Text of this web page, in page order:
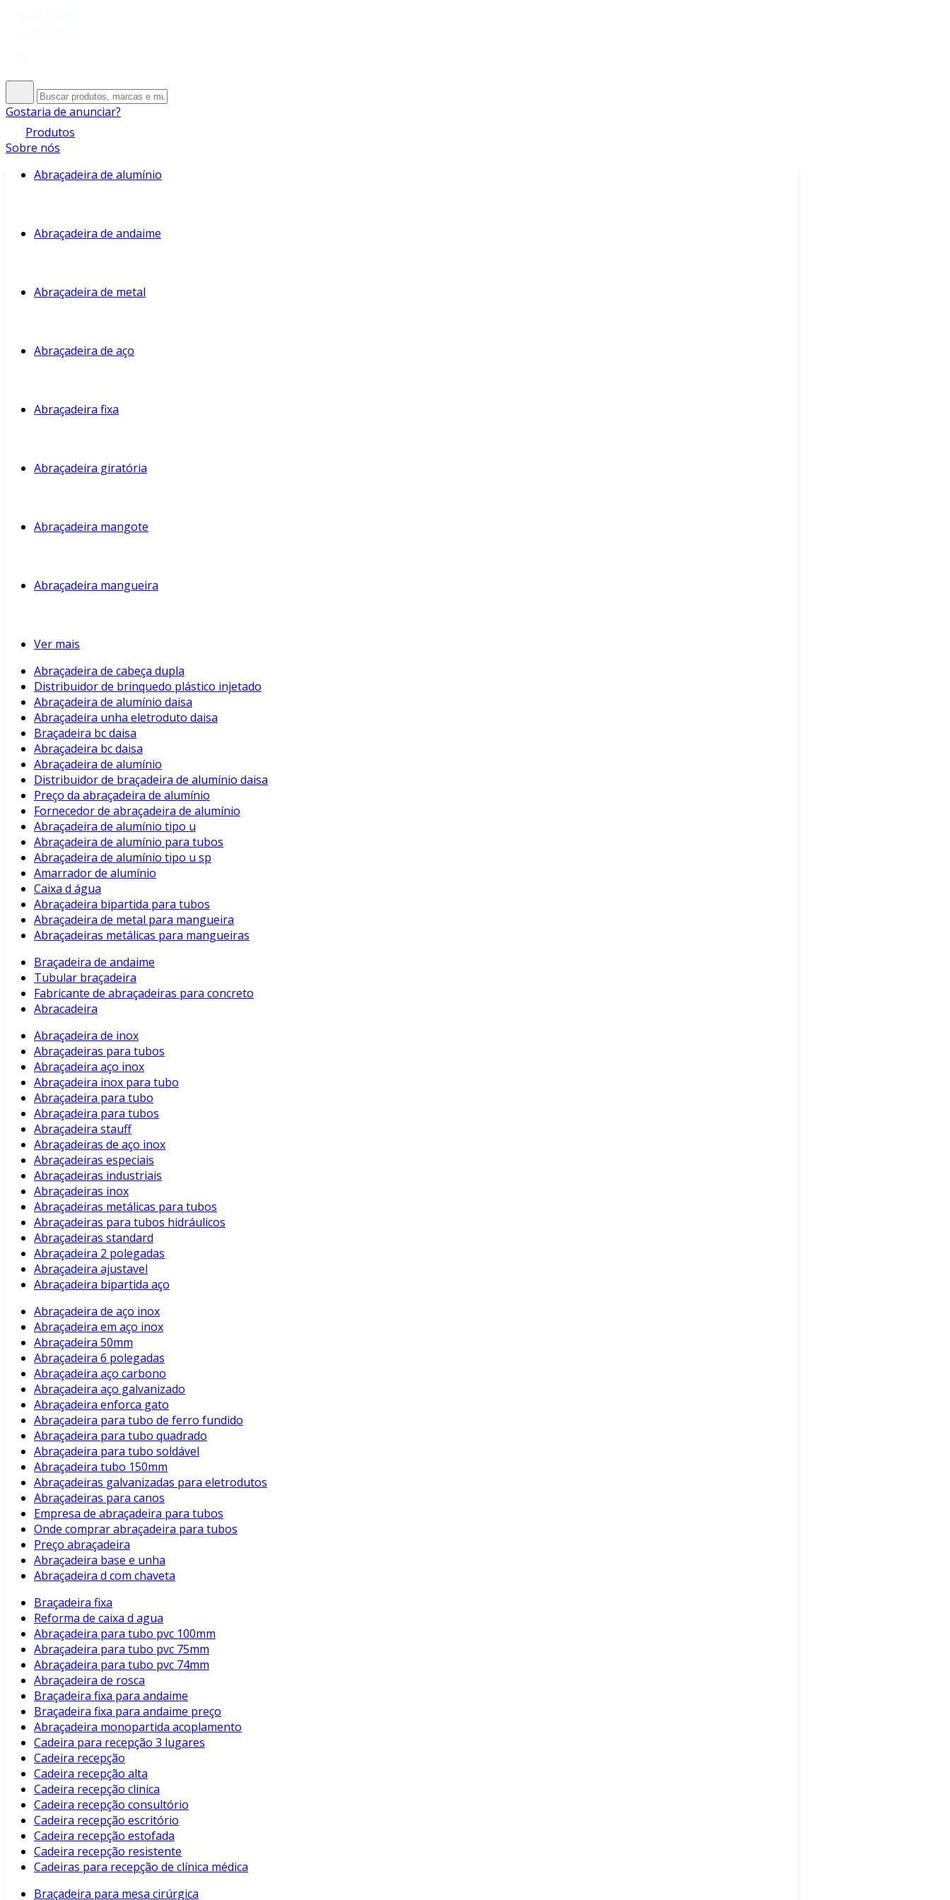
Gostaria de anunciar?
Produtos
Sobre nós
Abraçadeira de alumínio
Abraçadeira de andaime
Abraçadeira de metal
Abraçadeira de aço
Abraçadeira fixa
Abraçadeira giratória
Abraçadeira mangote
Abraçadeira mangueira
Ver mais
Abraçadeira de cabeça dupla
Distribuidor de brinquedo plástico injetado
Abraçadeira de alumínio daisa
Abraçadeira unha eletroduto daisa
Braçadeira bc daisa
Abraçadeira bc daisa
Abraçadeira de alumínio
Distribuidor de braçadeira de alumínio daisa
Preço da abraçadeira de alumínio
Fornecedor de abraçadeira de alumínio
Abraçadeira de alumínio tipo u
Abraçadeira de alumínio para tubos
Abraçadeira de alumínio tipo u sp
Amarrador de alumínio
Caixa d água
Abraçadeira bipartida para tubos
Abraçadeira de metal para mangueira
Abraçadeiras metálicas para mangueiras
Braçadeira de andaime
Tubular braçadeira
Fabricante de abraçadeiras para concreto
Abracadeira
Abraçadeira de inox
Abraçadeiras para tubos
Abraçadeira aço inox
Abraçadeira inox para tubo
Abraçadeira para tubo
Abraçadeira para tubos
Abraçadeira stauff
Abraçadeiras de aço inox
Abraçadeiras especiais
Abraçadeiras industriais
Abraçadeiras inox
Abraçadeiras metálicas para tubos
Abraçadeiras para tubos hidráulicos
Abraçadeiras standard
Abraçadeira 2 polegadas
Abraçadeira ajustavel
Abraçadeira bipartida aço
Abraçadeira de aço inox
Abraçadeira em aço inox
Abraçadeira 50mm
Abraçadeira 6 polegadas
Abraçadeira aço carbono
Abraçadeira aço galvanizado
Abraçadeira enforca gato
Abraçadeira para tubo de ferro fundido
Abraçadeira para tubo quadrado
Abraçadeira para tubo soldável
Abraçadeira tubo 150mm
Abraçadeiras galvanizadas para eletrodutos
Abraçadeiras para canos
Empresa de abraçadeira para tubos
Onde comprar abraçadeira para tubos
Preço abraçadeira
Abraçadeira base e unha
Abraçadeira d com chaveta
Braçadeira fixa
Reforma de caixa d agua
Abraçadeira para tubo pvc 100mm
Abraçadeira para tubo pvc 75mm
Abraçadeira para tubo pvc 74mm
Abraçadeira de rosca
Braçadeira fixa para andaime
Braçadeira fixa para andaime preço
Abraçadeira monopartida acoplamento
Cadeira para recepção 3 lugares
Cadeira recepção
Cadeira recepção alta
Cadeira recepção clinica
Cadeira recepção consultório
Cadeira recepção escritório
Cadeira recepção estofada
Cadeira recepção resistente
Cadeiras para recepção de clínica médica
Braçadeira para mesa cirúrgica